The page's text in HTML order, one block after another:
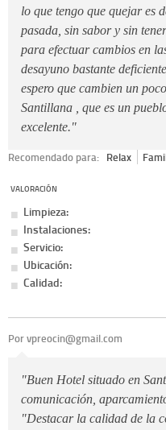
lo que tengo que quejar es
pasada, sin sabor y sin
para efectuar cambios en
desayuno bastante
espero que cambien un
Santillana , que es un
excelente."
Recomendado para: Relax
VALORACIÓN
Limpieza:
Instalaciones:
Servicio:
Ubicación:
Calidad:
Por vpreocin@gmail.com
"Buen Hotel situado en
comunicación,
"Destacar la calidad de la